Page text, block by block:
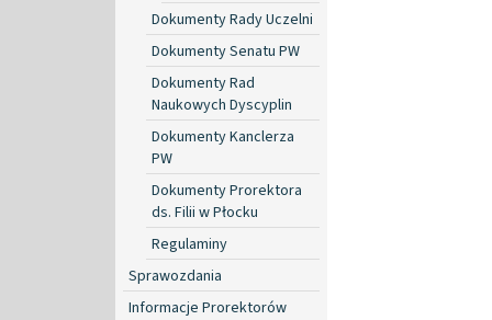
Dokumenty Rady Uczelni
Dokumenty Senatu PW
Dokumenty Rad
Naukowych Dyscyplin
Dokumenty Kanclerza
PW
Dokumenty Prorektora
ds. Filii w Płocku
Regulaminy
Sprawozdania
Informacje Prorektorów